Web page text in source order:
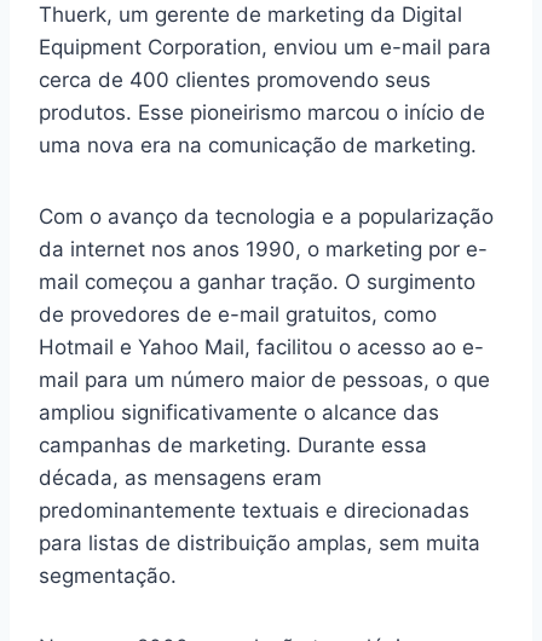
Thuerk, um gerente de marketing da Digital
Equipment Corporation, enviou um e-mail para
cerca de 400 clientes promovendo seus
produtos. Esse pioneirismo marcou o início de
uma nova era na comunicação de marketing.
Com o avanço da tecnologia e a popularização
da internet nos anos 1990, o marketing por e-
mail começou a ganhar tração. O surgimento
de provedores de e-mail gratuitos, como
Hotmail e Yahoo Mail, facilitou o acesso ao e-
mail para um número maior de pessoas, o que
ampliou significativamente o alcance das
campanhas de marketing. Durante essa
década, as mensagens eram
predominantemente textuais e direcionadas
para listas de distribuição amplas, sem muita
segmentação.